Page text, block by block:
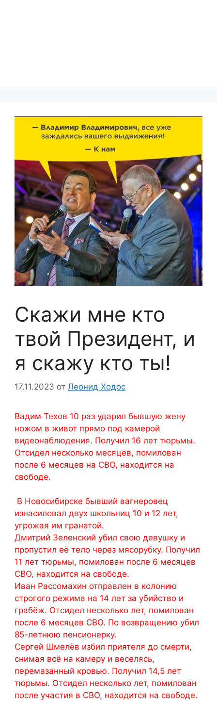
Скажи мне кто
твой Президент, и
я скажу кто ты!
17.11.2023 от Леонид Ходос
Вадим Техов 10 раз ударил бывшую жену
ножом в живот прямо под камерой
видеонаблюдения. Получил 16 лет тюрьмы.
Отсидел несколько месяцев, помилован
после 6 месяцев на СВО, находится на
свободе.
В Новосибирске бывший вагнеровец
изнасиловал двух школьниц 10 и 12 лет,
угрожая им гранатой.
Дмитрий Зеленский убил свою девушку и
пропустил её тело через мясорубку. Получил
11 лет тюрьмы, помилован после 6 месяцев
СВО, находится на свободе.
Иван Рассомахин отправлен в колонию
строгого режима на 14 лет за убийство и
грабёж. Отсидел несколько лет, помилован
после 6 месяцев СВО. По возвращению убил
85-летнюю пенсионерку.
Сергей Шмелёв избил приятеля до смерти,
снимая всё на камеру и веселясь,
перемазанный кровью. Получил 14,5 лет
тюрьмы. Отсидел несколько лет, помилован
после участия в СВО, находится на свободе.